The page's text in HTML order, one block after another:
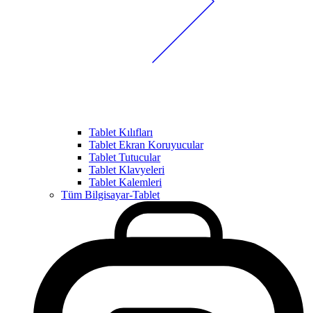
Tablet Kılıfları
Tablet Ekran Koruyucular
Tablet Tutucular
Tablet Klavyeleri
Tablet Kalemleri
Tüm Bilgisayar-Tablet